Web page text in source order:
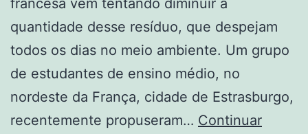
quantidade desse resíduo, que despejam
todos os dias no meio ambiente. Um grupo
de estudantes de ensino médio, no
nordeste da França, cidade de Estrasburgo,
recentemente propuseram… Continuar